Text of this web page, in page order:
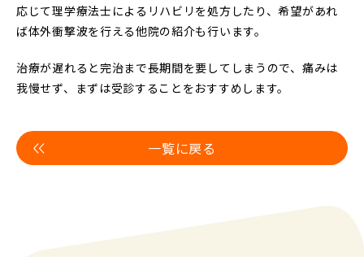
応じて理学療法士によるリハビリを処方したり、希望があれ
ば体外衝撃波を行える他院の紹介も行います。
治療が遅れると完治まで長期間を要してしまうので、痛みは
我慢せず、まずは受診することをおすすめします。
一覧に戻る